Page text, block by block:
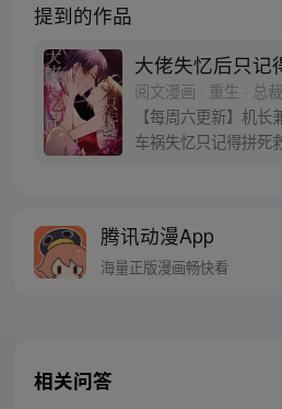
提到的作品
大佬失忆后只记
阅文漫画 · 重生 · 总裁
【每周六更新】机长
车祸失忆只记得拼死
了？” 某大佬目光轻
把小狐狸拐回家？”
腾讯动漫App
海量正版漫画畅快看
相关问答